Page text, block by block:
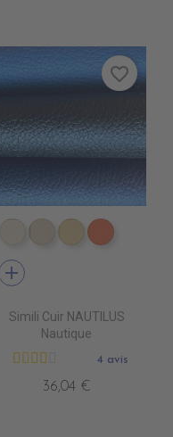
EN4010 IVOIRE
EN4020 BEIGE
EN4040EN4060
add
Simili Cuir NAUTILUS
Nautique
4 avis
36,04 €
favorite_border